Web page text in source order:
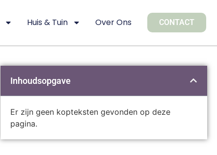
Huis & Tuin Over Ons CONTACT
Inhoudsopgave
Er zijn geen kopteksten gevonden op deze
pagina.